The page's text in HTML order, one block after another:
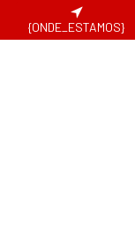
{ONDE_ESTAMOS}